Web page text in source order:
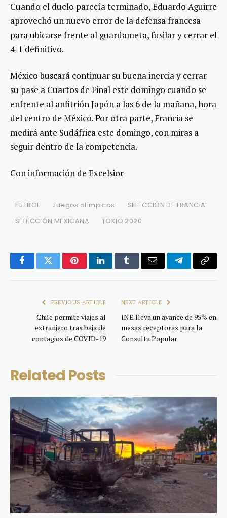
Cuando el duelo parecía terminado, Eduardo Aguirre
aprovechó un nuevo error de la defensa francesa
para ubicarse frente al guardameta, fusilar y cerrar el
4-1 definitivo.
México buscará continuar su buena inercia y cerrar
su pase a Cuartos de Final este domingo cuando se
enfrente al anfitrión Japón a las 6 de la mañana, hora
del centro de México. Por otra parte, Francia se
medirá ante Sudáfrica este domingo, con miras a
seguir dentro de la competencia.
Con información de Excelsior
FUTBOL Juegos olímpicos
SELECCIÓN DE FRANCIA
SELECCIÓN MEXICANA
TOKIO 2020
FacebookTwitterPinterestLinkedInTumblrEmail TelegramCopy
PREVIOUS ARTICLE
Chile permite viajes al
extranjero tras baja de
contagios de COVID-19
NEXT ARTICLE
INE lleva un avance de 95% en
mesas receptoras para la
Consulta Popular
Related Posts